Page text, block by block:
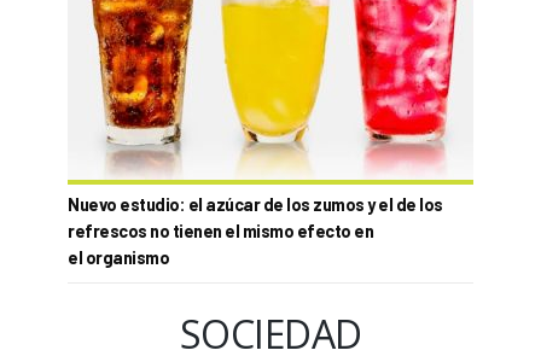
Nuevo estudio: el azúcar de los zumos y el de los
refrescos no tienen el mismo efecto en
el organismo
SOCIEDAD